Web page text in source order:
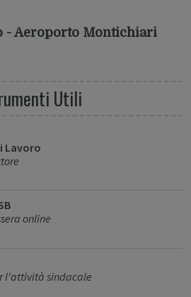
- Aeroporto Montichiari
Utili
Lavoro
online
l'attività sindacale